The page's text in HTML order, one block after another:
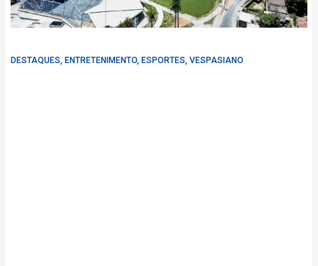
DESTAQUES, ENTRETENIMENTO, ESPORTES, VESPASIANO